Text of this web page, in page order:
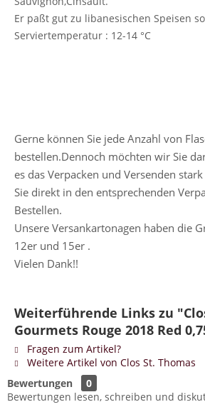
Er paßt gut zu libanesischen Speisen
Serviertemperatur : 12-14 °C
Gerne können Sie jede Anzahl von
bestellen.Dennoch möchten wir Sie
es das Verpacken und Versenden
Sie direkt in den entsprechenden
Bestellen.
Unsere Versankartonagen haben die
12er und 15er .
Vielen Dank!!
Weiterführende Links zu
Gourmets Rouge 2018 Red
Fragen zum Artikel?
Weitere Artikel von Clos St. Thomas
Bewertungen
0
Bewertungen lesen, schreiben und